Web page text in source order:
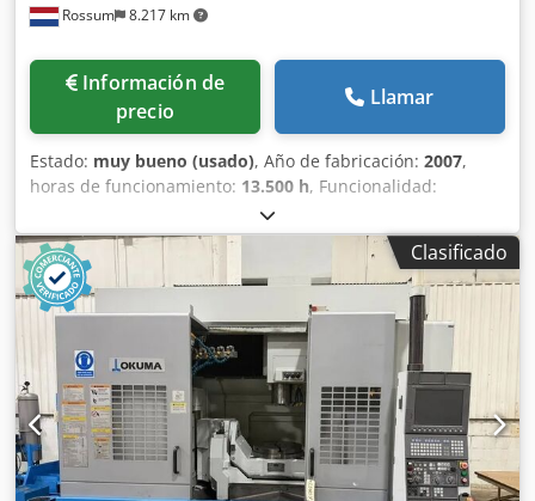
Rossum 8.217 km
Información de
precio
Llamar
Estado: muy bueno (usado), Año de fabricación: 2007,
horas de funcionamiento: 13.500 h, Funcionalidad:
, recorrido eje X:
del eje Y:1.000 mm, recorrido del eje Z:1.000 mm, peso
total:15.800 kg
, horas de funcionamiento del husillo:
13.500 h, suministro de refrigerante:40 bar, Ofrecemos
una Deckel Maho DMU100P Duoblock en buen estado,
fabricada en 2007, con solo 13.500 horas de
funcionamiento del husillo. Control Heidenhain iTNC530
Recorrido del eje X: 1000 mm Recorrido del eje Y: 1000 mm
Recorrido del eje Z: 1000 mm Refrigerante interno, 40 bar
Dsdpjzlyd Defx Akzokr Husillo SK40, 12.000 RPM Mesa,
diámetro 1100 x 900 La máquina estará disponible en
nuestro almacén en las próximas 2 semanas.
Clasificado